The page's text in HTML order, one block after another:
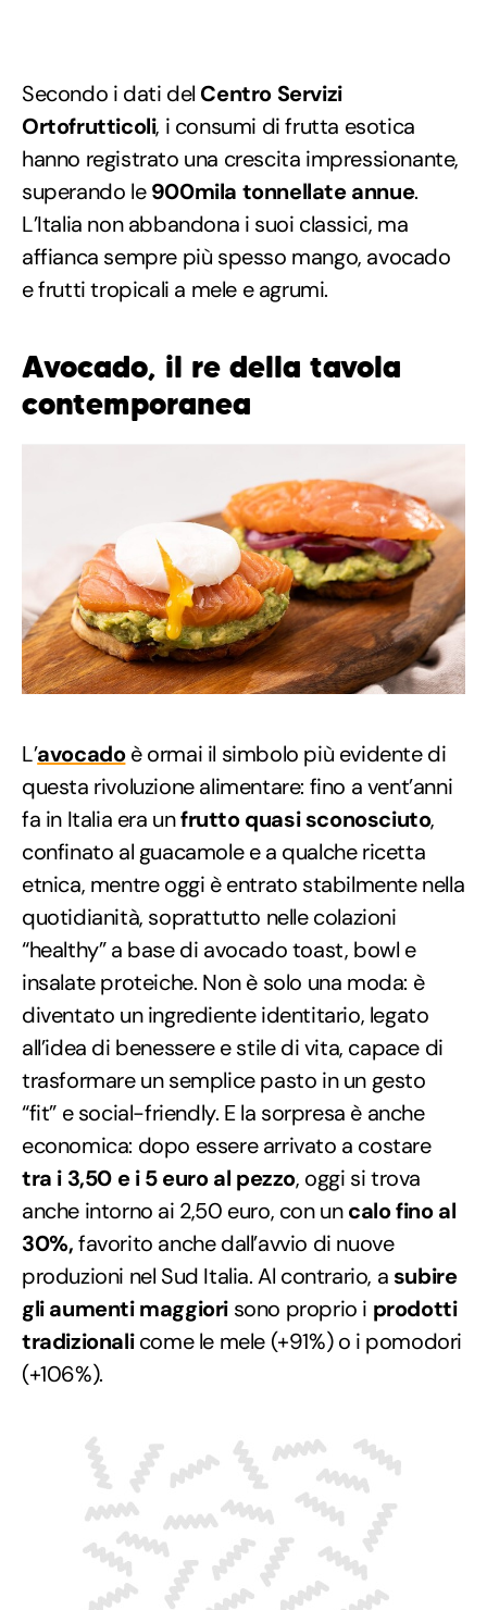
Secondo i dati del Centro Servizi
Ortofrutticoli, i consumi di frutta esotica
hanno registrato una crescita impressionante,
superando le900mila tonnellate annue.
L’Italia non abbandona i suoi classici, ma
affianca sempre più spesso mango, avocado
e frutti tropicali a mele e agrumi.
Avocado, il re della tavola
contemporanea
L’avocadoè ormai il simbolo più evidente di
questa rivoluzione alimentare: fino a vent’anni
fa in Italia era unfrutto quasi sconosciuto,
confinato al guacamole e a qualche ricetta
etnica, mentre oggi è entrato stabilmente nella
quotidianità, soprattutto nelle colazioni
“healthy” a base di avocado toast, bowl e
insalate proteiche. Non è solo una moda: è
diventato un ingrediente identitario, legato
all’idea di benessere e stile di vita, capace di
trasformare un semplice pasto in un gesto
“fit” e social-friendly. E la sorpresa è anche
economica: dopo essere arrivato a costare
tra i 3,50 e i 5 euro al pezzo, oggi si trova
anche intorno ai 2,50 euro, con uncalo fino al
30%,favorito anche dall’avvio di nuove
produzioni nel Sud Italia. Al contrario, a subire
gli aumenti maggiori sono proprio i prodotti
tradizionalicome le mele (+91%) o i pomodori
(+106%).